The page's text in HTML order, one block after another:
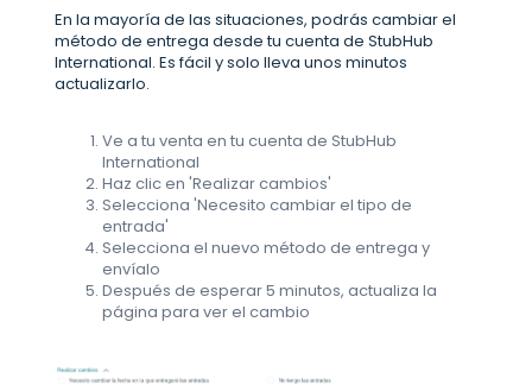
En la mayoría de las situaciones, podrás cambiar el
método de entrega desde tu cuenta de StubHub
International. Es fácil y solo lleva unos minutos
actualizarlo.
Ve a tu venta en tu cuenta de StubHub
International
Haz clic en 'Realizar cambios'
Selecciona 'Necesito cambiar el tipo de
entrada'
Selecciona el nuevo método de entrega y
envíalo
Después de esperar 5 minutos, actualiza la
página para ver el cambio